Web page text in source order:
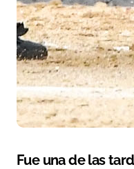
Fue una de las tardes que quedan marcas